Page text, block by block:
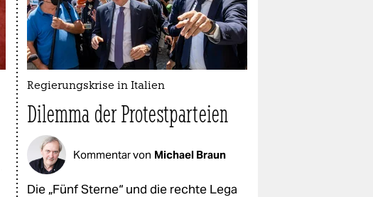
Regierungskrise in Italien
Dilemma der Protestparteien
Kommentar von Michael Braun
Die „Fünf Sterne“ und die rechte Lega